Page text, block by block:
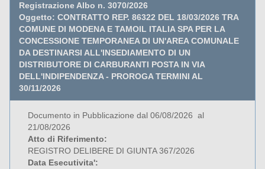
Registrazione Albo n. 3070/2026
Oggetto: CONTRATTO REP. 86322 DEL 18/03/2026 TRA
COMUNE DI MODENA E TAMOIL ITALIA SPA PER LA
CONCESSIONE TEMPORANEA DI UN'AREA COMUNALE
DA DESTINARSI ALL'INSEDIAMENTO DI UN
DISTRIBUTORE DI CARBURANTI POSTA IN VIA
DELL'INDIPENDENZA - PROROGA TERMINI AL
30/11/2026
Documento in Pubblicazione dal 06/08/2026 al
21/08/2026
Atto di Riferimento:
REGISTRO DELIBERE DI GIUNTA 367/2026
Data Esecutivita':